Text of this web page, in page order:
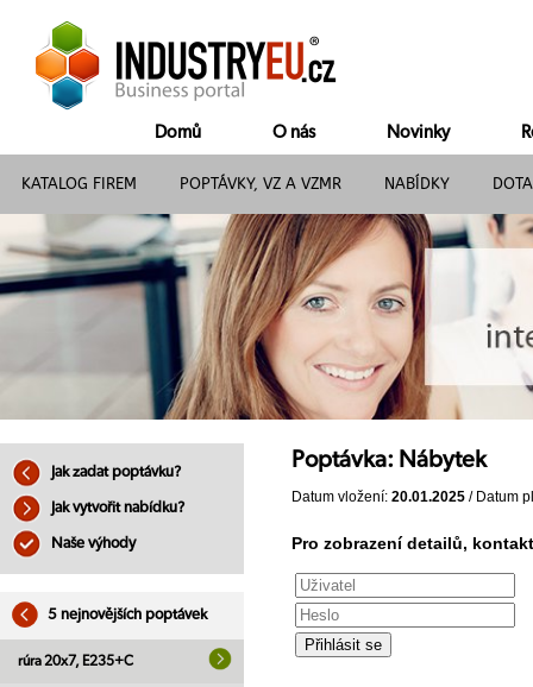
Domů O nás Novinky
KATALOG FIREM POPTÁVKY, VZ A VZMR NABÍDKY
Jak zadat poptávku?
Jak vytvořit nabídku?
Naše výhody
5 nejnovějších poptávek
rúra 20x7, E235+C
Poptávka: Nábytek
Datum vložení: 20.01.2025 / Datum
Pro zobrazení detailů,